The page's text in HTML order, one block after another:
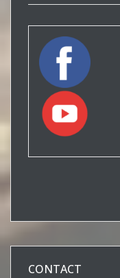
CONTACT